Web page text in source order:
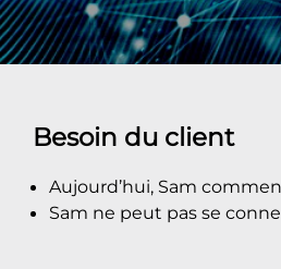
Besoin du client
Aujourd’hui, Sam
Sam ne peut pas se